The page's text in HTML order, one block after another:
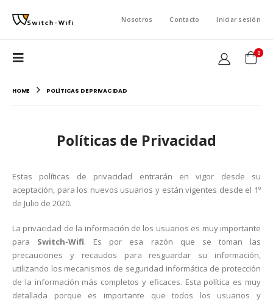
Nosotros Contacto Iniciar sesión
0
HOME POLÍTICAS DE PRIVACIDAD
Políticas de Privacidad
Estas políticas de privacidad entrarán en vigor desde su
aceptación, para los nuevos usuarios y están vigentes desde el 1º
de Julio de 2020.
La privacidad de la información de los usuarios es muy importante
para Switch-Wifi. Es por esa razón que se toman las
precauciones y recaudos para resguardar su información,
utilizando los mecanismos de seguridad informática de protección
de la información más completos y eficaces. Esta política es muy
detallada porque es importante que todos los usuarios y